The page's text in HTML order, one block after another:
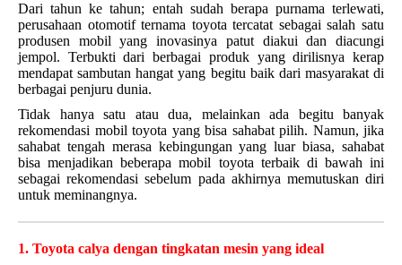
Dari tahun ke tahun; entah sudah berapa purnama terlewati,
perusahaan otomotif ternama toyota tercatat sebagai salah satu
produsen mobil yang inovasinya patut diakui dan diacungi
jempol. Terbukti dari berbagai produk yang dirilisnya kerap
mendapat sambutan hangat yang begitu baik dari masyarakat di
berbagai penjuru dunia.
Tidak hanya satu atau dua, melainkan ada begitu banyak
rekomendasi mobil toyota yang bisa sahabat pilih. Namun, jika
sahabat tengah merasa kebingungan yang luar biasa, sahabat
bisa menjadikan beberapa mobil toyota terbaik di bawah ini
sebagai rekomendasi sebelum pada akhirnya memutuskan diri
untuk meminangnya.
1. Toyota calya dengan tingkatan mesin yang ideal